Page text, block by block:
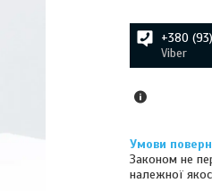
+380
Viber
Законом не
належної